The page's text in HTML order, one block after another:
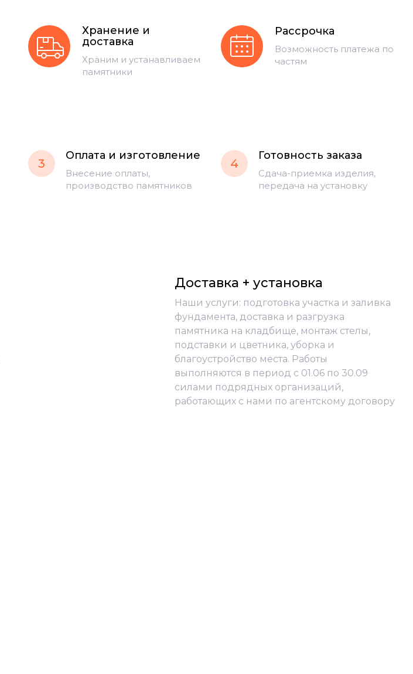
Хранение и
доставка
Храним и устанавливаем
памятники
Рассрочка
Возможность платежа по
частям
3
Оплата и изготовление
Внесение оплаты,
производство памятников
4
Готовность заказа
Сдача-приемка изделия,
передача на установку
Доставка + установка
Наши услуги: подготовка участка и заливка
фундамента, доставка и разгрузка
памятника на кладбище, монтаж стелы,
подставки и цветника, уборка и
благоустройство места. Работы
выполняются в период с 01.06 по 30.09
силами подрядных организаций,
работающих с нами по агентскому договору